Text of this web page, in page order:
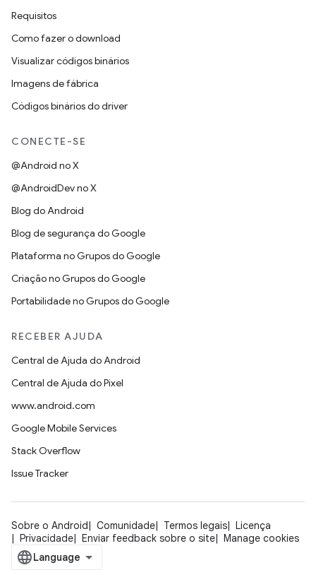
Requisitos
Como fazer o download
Visualizar códigos binários
Imagens de fábrica
Códigos binários do driver
CONECTE-SE
@Android no X
@AndroidDev no X
Blog do Android
Blog de segurança do Google
Plataforma no Grupos do Google
Criação no Grupos do Google
Portabilidade no Grupos do Google
RECEBER AJUDA
Central de Ajuda do Android
Central de Ajuda do Pixel
www.android.com
Google Mobile Services
Stack Overflow
Issue Tracker
Sobre o Android Comunidade Termos legais
Licença
Privacidade
Enviar feedback sobre o site Manage cookies